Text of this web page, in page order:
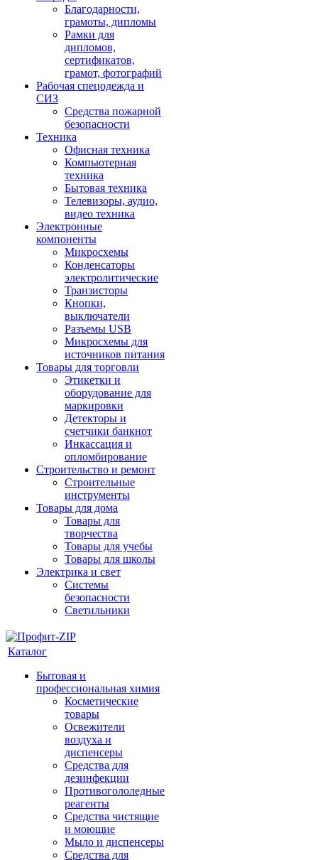
Благодарности,
грамоты, дипломы
Рамки для
дипломов,
сертификатов,
грамот, фотографий
Рабочая спецодежда и
СИЗ
Средства пожарной
безопасности
Техника
Офисная техника
Компьютерная
техника
Бытовая техника
Телевизоры, аудио,
видео техника
Электронные
компоненты
Микросхемы
Конденсаторы
электролитические
Транзисторы
Кнопки,
выключатели
Разъемы USB
Микросхемы для
источников питания
Товары для торговли
Этикетки и
оборудование для
маркировки
Детекторы и
счетчики банкнот
Инкассация и
опломбирование
Строительство и ремонт
Строительные
инструменты
Товары для дома
Товары для
творчества
Товары для учебы
Товары для школы
Электрика и свет
Системы
безопасности
Светильники
Каталог
Бытовая и
профессиональная химия
Косметические
товары
Освежители
воздуха и
диспенсеры
Средства для
дезинфекции
Противогололедные
реагенты
Средства чистящие
и моющие
Мыло и диспенсеры
Средства для